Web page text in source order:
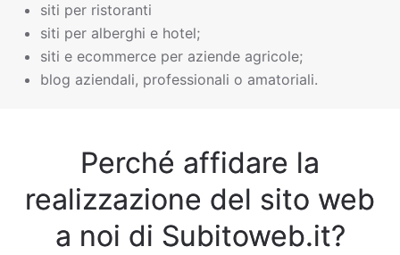
siti per ristoranti
siti per alberghi e hotel;
siti e ecommerce per aziende agricole;
blog aziendali, professionali o amatoriali.
Perché affidare la
realizzazione del sito web
a noi di Subitoweb.it?